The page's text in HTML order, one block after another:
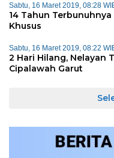
Sabtu, 16 Maret 2019, 08:28
14 Tahun
Khusus
Sabtu, 16 Maret 2019, 08:22
2 Hari Hilang, Nelayan
Cipalawah Garut